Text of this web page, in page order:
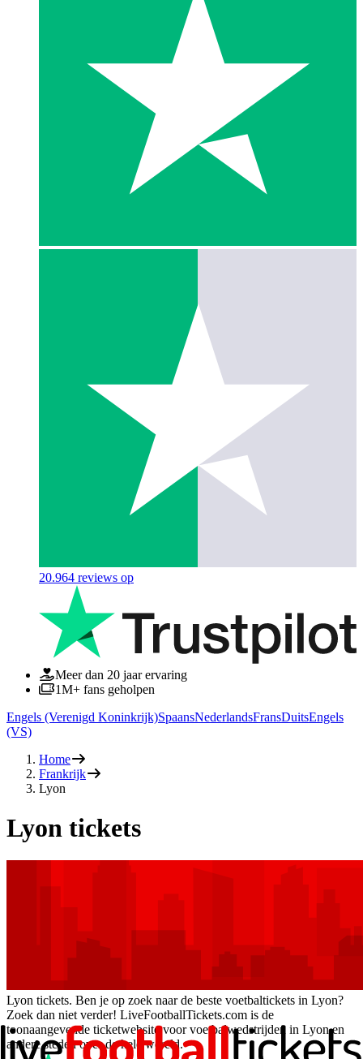
20.964 reviews op
Meer dan 20 jaar ervaring
1M+ fans geholpen
Engels (Verenigd Koninkrijk)SpaansNederlandsFransDuitsEngels
(VS)
Home
Frankrijk
Lyon
Lyon tickets
Lyon tickets. Ben je op zoek naar de beste voetbaltickets in Lyon?
Zoek dan niet verder! LiveFootballTickets.com is de
toonaangevende ticketwebsite voor voetbalwedstrijden in Lyon en
andere steden over de hele wereld.